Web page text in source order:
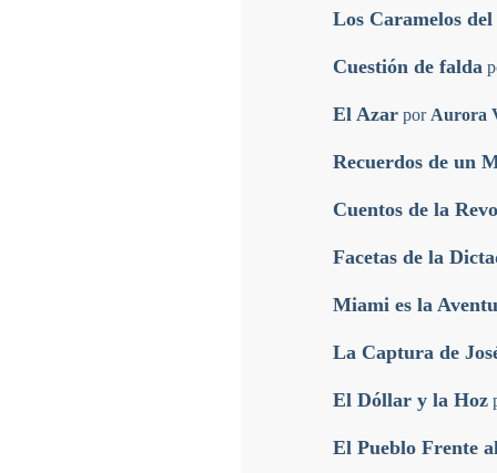
Los Caramelos
Cuestión de falda
El Azar por Aurora
Recuerdos de un
Cuentos de la
Facetas de la
Miami es la
La Captura de
El Dóllar y la Hoz
El Pueblo Frente